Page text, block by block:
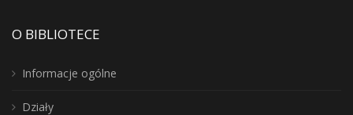
O BIBLIOTECE
Informacje ogólne
Działy